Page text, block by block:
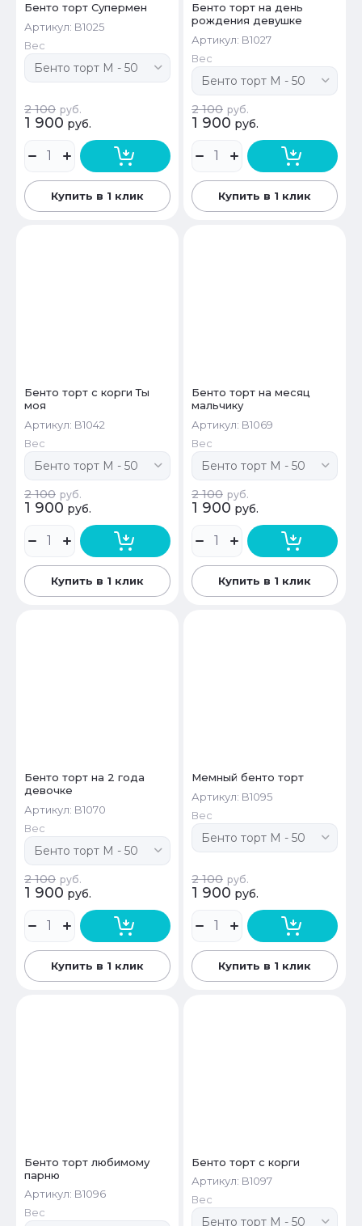
Бенто торт Супермен
Артикул: B1025
Вес
2 100 руб.
1 900 руб.
Купить в 1 клик
Бенто торт на день
рождения девушке
Артикул: B1027
Вес
2 100 руб.
1 900 руб.
Купить в 1 клик
Бенто торт с корги Ты
моя
Артикул: B1042
Вес
2 100 руб.
1 900 руб.
Купить в 1 клик
Бенто торт на месяц
мальчику
Артикул: B1069
Вес
2 100 руб.
1 900 руб.
Купить в 1 клик
Бенто торт на 2 года
девочке
Артикул: B1070
Вес
2 100 руб.
1 900 руб.
Купить в 1 клик
Мемный бенто торт
Артикул: B1095
Вес
2 100 руб.
1 900 руб.
Купить в 1 клик
Бенто торт любимому
парню
Артикул: B1096
Вес
Бенто торт с корги
Артикул: B1097
Вес